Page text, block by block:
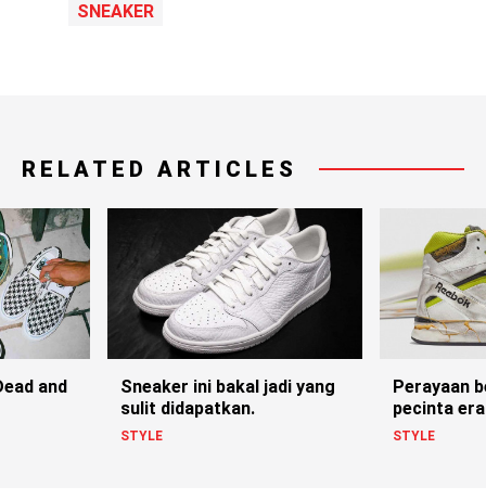
SNEAKER
RELATED ARTICLES
and
Sneaker ini bakal jadi yang
sulit didapatkan.
STYLE
Perayaan
pecinta
STYLE